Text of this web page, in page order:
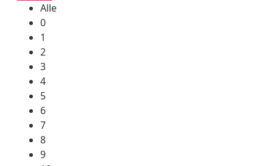
Alle
0
1
2
3
4
5
6
7
8
9